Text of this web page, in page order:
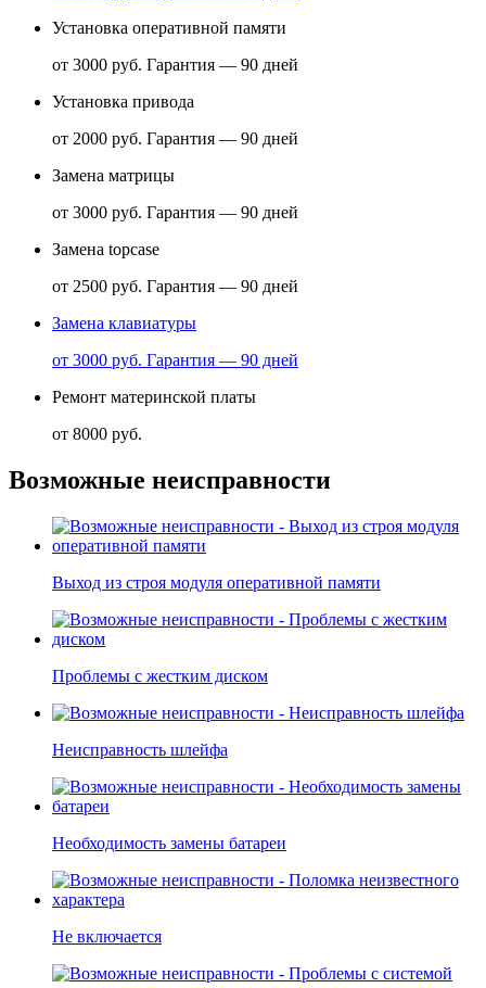
Установка оперативной памяти
от 3000 руб. Гарантия — 90 дней
Установка привода
от 2000 руб. Гарантия — 90 дней
Замена матрицы
от 3000 руб. Гарантия — 90 дней
Замена topcase
от 2500 руб. Гарантия — 90 дней
Замена клавиатуры
от 3000 руб. Гарантия — 90 дней
Ремонт материнской платы
от 8000 руб.
Возможные неисправности
Выход из строя модуля оперативной памяти
Проблемы с жестким диском
Неисправность шлейфа
Необходимость замены батареи
Не включается